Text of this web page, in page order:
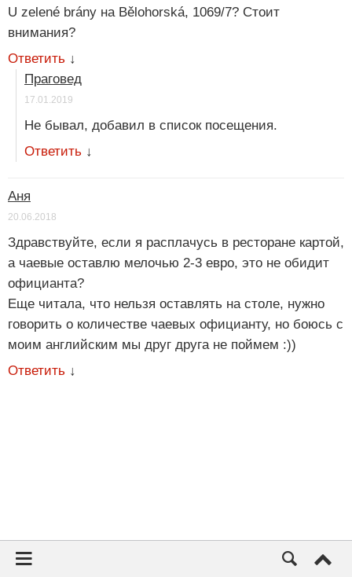
U zelené brány на Bělohorská, 1069/7? Стоит
внимания?
Ответить ↓
Праговед
17.01.2019
Не бывал, добавил в список посещения.
Ответить ↓
Аня
20.06.2018
Здравствуйте, если я расплачусь в ресторане картой,
а чаевые оставлю мелочью 2-3 евро, это не обидит
официанта?
Еще читала, что нельзя оставлять на столе, нужно
говорить о количестве чаевых официанту, но боюсь с
моим английским мы друг друга не поймем :))
Ответить ↓